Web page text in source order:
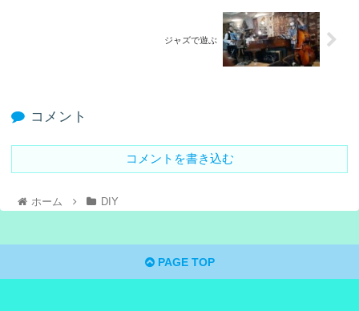
ジャズで遊ぶ
コメント
コメントを書き込む
ホーム DIY
PAGE TOP